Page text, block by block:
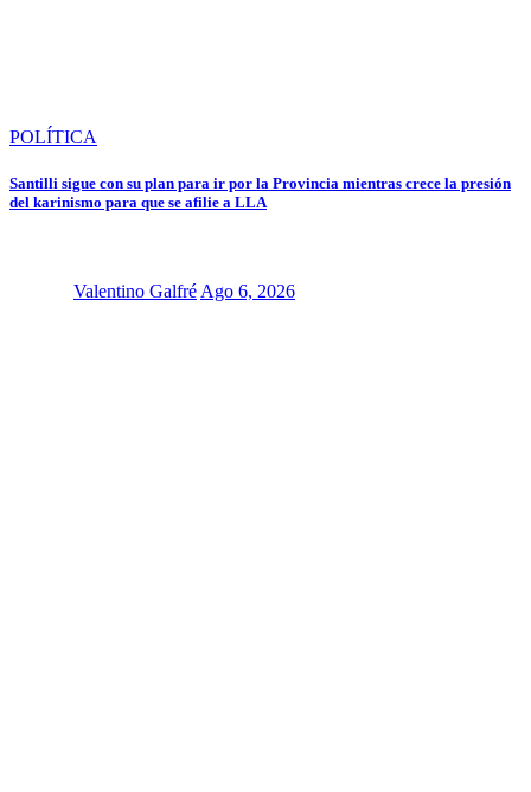
POLÍTICA
Santilli sigue con su plan para ir por la Provincia mientras crece la presión
del karinismo para que se afilie a LLA
Valentino Galfré Ago 6, 2026